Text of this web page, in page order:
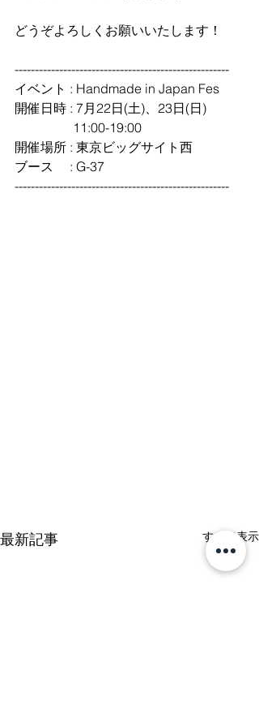
どうぞよろしくお願いいたします！
-----------------------------------------------------
イベント : Handmade in Japan Fes
開催日時 : 7月22日(土)、23日(日)
11:00-19:00
開催場所 : 東京ビッグサイト西
ブース　 : G-37
-----------------------------------------------------
最新記事 すべて表示